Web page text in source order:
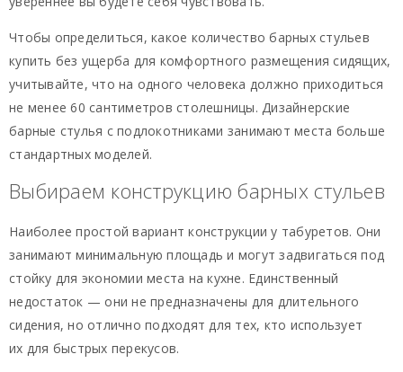
Чтобы определиться, какое количество барных стульев
купить без ущерба для комфортного размещения сидящих,
учитывайте, что на одного человека должно приходиться
не менее 60 сантиметров столешницы. Дизайнерские
барные стулья с подлокотниками занимают места больше
стандартных моделей.
Выбираем конструкцию барных стульев
Наиболее простой вариант конструкции у табуретов. Они
занимают минимальную площадь и могут задвигаться под
стойку для экономии места на кухне. Единственный
недостаток — они не предназначены для длительного
сидения, но отлично подходят для тех, кто использует
их для быстрых перекусов.